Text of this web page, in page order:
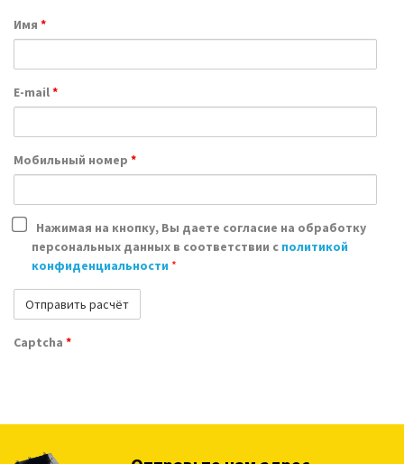
Имя *
E-mail*
Мобильный номер *
Нажимая на кнопку, Вы даете согласие на обработку
персональных данных в соответствии с политикой
конфиденциальности *
Captcha *